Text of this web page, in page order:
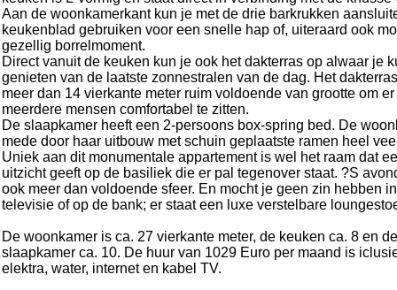
Aan de woonkamerkant kun je met de drie barkrukken
keukenblad gebruiken voor een snelle hap of, uiteraard ook
gezellig borrelmoment.
Direct vanuit de keuken kun je ook het dakterras op alwaar je
genieten van de laatste zonnestralen van de dag. Het
meer dan 14 vierkante meter ruim voldoende van grootte om er
meerdere mensen comfortabel te zitten.
De slaapkamer heeft een 2-persoons box-spring bed. De
mede door haar uitbouw met schuin geplaatste ramen heel
Uniek aan dit monumentale appartement is wel het raam dat
uitzicht geeft op de basiliek die er pal tegenover staat. ?S
ook meer dan voldoende sfeer. En mocht je geen zin hebben
televisie of op de bank; er staat een luxe verstelbare
De woonkamer is ca. 27 vierkante meter, de keuken ca. 8 en de
slaapkamer ca. 10. De huur van 1029 Euro per maand is
elektra, water, internet en kabel TV.